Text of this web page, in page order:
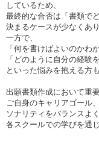
しているため、
最終的な合否は「書類で
決まるケースが少なくあり
一方で、
「何を書けばよいのかわ
「どのように自分の経験
といった悩みを抱える方
出願書類作成において重
ご自身のキャリアゴール
ソナリティをバランスよく
各スクールでの学びを通